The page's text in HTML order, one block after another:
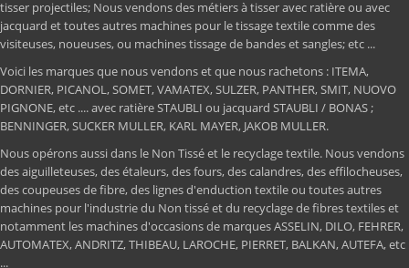
tisser projectiles; Nous vendons des métiers à tisser avec ratière ou avec
jacquard et toutes autres machines pour le tissage textile comme des
visiteuses, noueuses, ou machines tissage de bandes et sangles; etc ...
Voici les marques que nous vendons et que nous rachetons : ITEMA,
DORNIER, PICANOL, SOMET, VAMATEX, SULZER, PANTHER, SMIT, NUOVO
PIGNONE, etc .... avec ratière STAUBLI ou jacquard STAUBLI / BONAS ;
BENNINGER, SUCKER MULLER, KARL MAYER, JAKOB MULLER.
Nous opérons aussi dans le Non Tissé et le recyclage textile. Nous vendons
des aiguilleteuses, des étaleurs, des fours, des calandres, des effilocheuses,
des coupeuses de fibre, des lignes d'enduction textile ou toutes autres
machines pour l'industrie du Non tissé et du recyclage de fibres textiles et
notamment les machines d'occasions de marques ASSELIN, DILO, FEHRER,
AUTOMATEX, ANDRITZ, THIBEAU, LAROCHE, PIERRET, BALKAN, AUTEFA, etc
...